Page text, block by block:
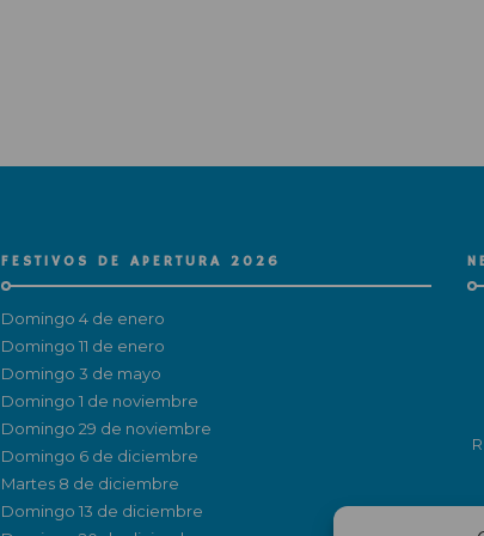
FESTIVOS DE APERTURA 2026
Domingo 4 de enero
Domingo 11 de enero
Domingo 3 de mayo
Domingo 1 de noviembre
Domingo 29 de noviembre
Domingo 6 de diciembre
Martes 8 de diciembre
Domingo 13 de diciembre